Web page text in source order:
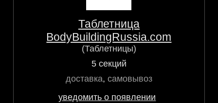
Таблетница
BodyBuildingRussia.com
(Таблетницы)
5 секций
доставка, самовывоз
уведомить о появлении